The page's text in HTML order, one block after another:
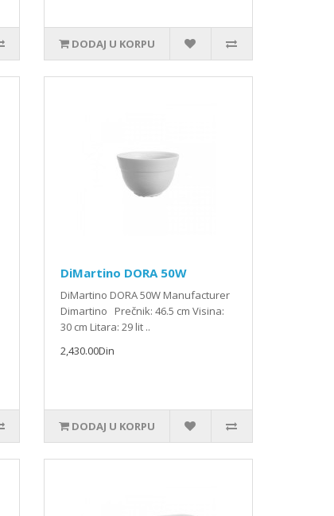
DODAJ U KORPU
DiMartino DORA 50W
DiMartino DORA 50W Manufacturer
Dimartino Prečnik: 46.5 cm Visina:
30 cm Litara: 29 lit ..
2,430.00Din
DODAJ U KORPU